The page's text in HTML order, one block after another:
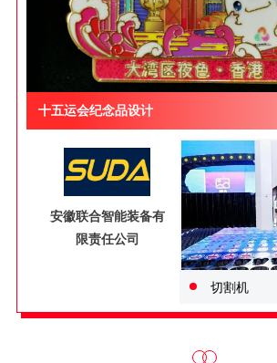
十五运会纪念品设计
安徽联合智能装备有
限责任公司
切割机